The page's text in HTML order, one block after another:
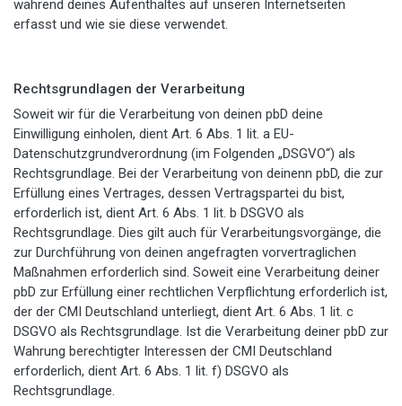
während deines Aufenthaltes auf unseren Internetseiten
erfasst und wie sie diese verwendet.
Rechtsgrundlagen der Verarbeitung
Soweit wir für die Verarbeitung von deinen pbD deine
Einwilligung einholen, dient Art. 6 Abs. 1 lit. a EU-
Datenschutzgrundverordnung (im Folgenden „DSGVO“) als
Rechtsgrundlage. Bei der Verarbeitung von deinenn pbD, die zur
Erfüllung eines Vertrages, dessen Vertragspartei du bist,
erforderlich ist, dient Art. 6 Abs. 1 lit. b DSGVO als
Rechtsgrundlage. Dies gilt auch für Verarbeitungsvorgänge, die
zur Durchführung von deinen angefragten vorvertraglichen
Maßnahmen erforderlich sind. Soweit eine Verarbeitung deiner
pbD zur Erfüllung einer rechtlichen Verpflichtung erforderlich ist,
der der CMI Deutschland unterliegt, dient Art. 6 Abs. 1 lit. c
DSGVO als Rechtsgrundlage. Ist die Verarbeitung deiner pbD zur
Wahrung berechtigter Interessen der CMI Deutschland
erforderlich, dient Art. 6 Abs. 1 lit. f) DSGVO als
Rechtsgrundlage.